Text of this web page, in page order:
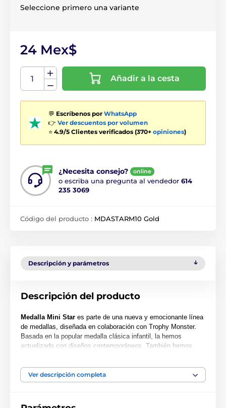
Seleccione primero una variante
24 Mex$
Añadir a la cesta
💬 Escríbenos por WhatsApp
👉 Ver descuentos por volumen
⭐ 4.9/5 Clientes verificados (370+ opiniones)
¿Necesita consejo? online
o escriba una pregunta al vendedor 614
235 3069
Código del producto : MDASTARM10 Gold
Descripción y parámetros
Descripción del producto
Medalla Mini Star es parte de una nueva y emocionante línea
de medallas, diseñada en colaboración con Trophy Monster.
Basada en la popular medalla clásica infantil, la hemos
actualizado con diseños contemporáneos. También hemos
Cortada en una forma especial, esta medalla presenta una
Ver descripción completa